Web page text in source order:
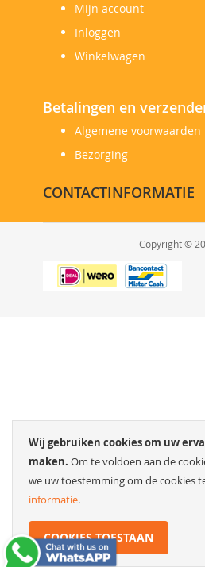
Wij gebruiken cookies om uw
maken. Om te voldoen aan de
we uw toestemming om de cookies
informatie.
COOKIES TOESTAAN
Mijn account
Inloggen
Winkelwagen
Betalingen en
Algemene voorwaarden
Bezorging
CONTACTINFORMATIE
Copyright ©